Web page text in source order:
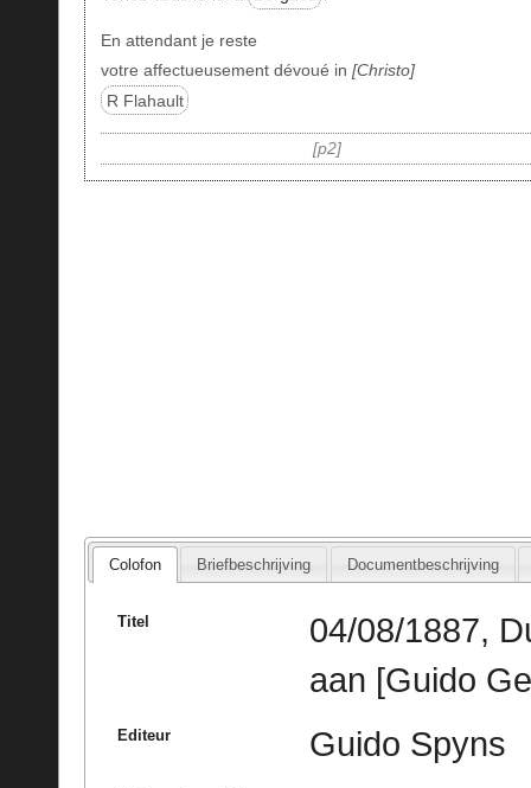
En attendant je reste
votre affectueusement dévoué in Christo
R Flahault
p2
Colofon Briefbeschrijving Documentbeschrijving
Titel
04/08/1887,
aan [Guido
Editeur Guido Spyns